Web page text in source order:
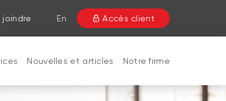
joindre En Accès client
Nouvelles et articles Notre firme